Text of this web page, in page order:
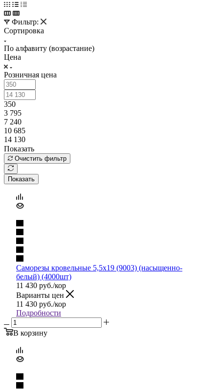
Фильтр:
Сортировка
По алфавиту (возрастание)
Цена
Розничная цена
350
3 795
7 240
10 685
14 130
Показать
Очистить фильтр
Показать
Саморезы кровельные 5,5х19 (9003) (насыщенно-
белый) (4000шт)
11 430 руб./кор
Варианты цен
11 430 руб./кор
Подробности
В корзину